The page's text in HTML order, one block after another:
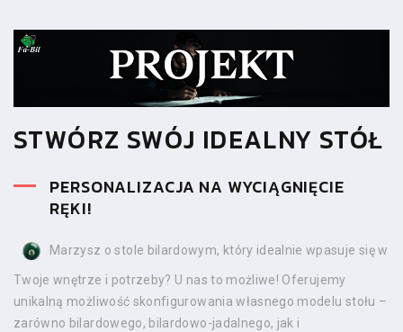
STWÓRZ SWÓJ IDEALNY STÓŁ
PERSONALIZACJA NA WYCIĄGNIĘCIE
RĘKI!
Marzysz o stole bilardowym, który idealnie wpasuje się w
Twoje wnętrze i potrzeby? U nas to możliwe! Oferujemy
unikalną możliwość skonfigurowania własnego modelu stołu –
zarówno bilardowego, bilardowo-jadalnego, jak i